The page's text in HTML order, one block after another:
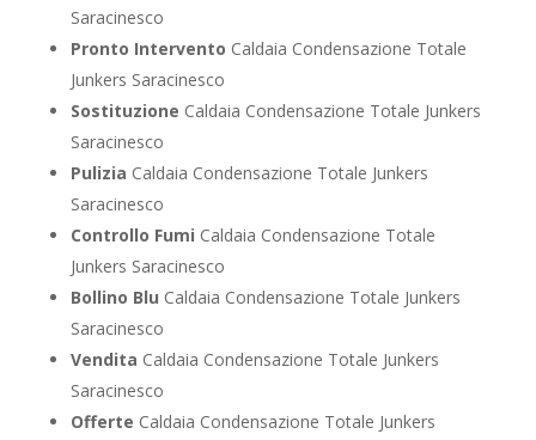
Saracinesco
Pronto Intervento Caldaia Condensazione Totale
Junkers Saracinesco
Sostituzione Caldaia Condensazione Totale Junkers
Saracinesco
Pulizia Caldaia Condensazione Totale Junkers
Saracinesco
Controllo Fumi Caldaia Condensazione Totale
Junkers Saracinesco
Bollino Blu Caldaia Condensazione Totale Junkers
Saracinesco
Vendita Caldaia Condensazione Totale Junkers
Saracinesco
Offerte Caldaia Condensazione Totale Junkers